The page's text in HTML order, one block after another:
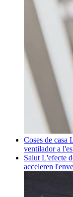
Coses de casa
ventilador a
Salut L'efecte
acceleren